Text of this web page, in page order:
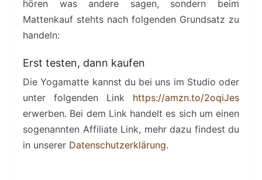
hören was andere sagen, sondern beim
Mattenkauf stehts nach folgenden Grundsatz zu
handeln:
Erst testen, dann kaufen
Die Yogamatte kannst du bei uns im Studio oder
unter folgenden Link https://amzn.to/2oqiJes
erwerben. Bei dem Link handelt es sich um einen
sogenannten Affiliate Link, mehr dazu findest du
in unserer Datenschutzerklärung.